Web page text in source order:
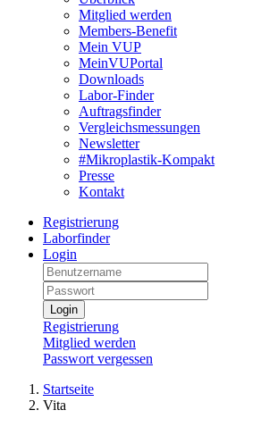
Mitglied werden
Members-Benefit
Mein VUP
MeinVUPortal
Downloads
Labor-Finder
Auftragsfinder
Vergleichsmessungen
Newsletter
#Mikroplastik-Kompakt
Presse
Kontakt
Registrierung
Laborfinder
Login
Login
Registrierung
Mitglied werden
Passwort vergessen
Startseite
Vita